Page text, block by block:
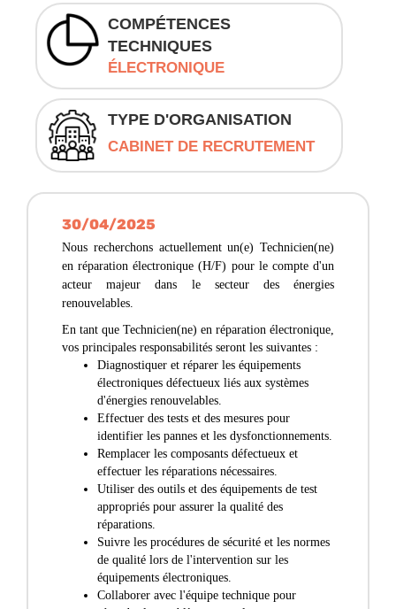
COMPÉTENCES
TECHNIQUES
ÉLECTRONIQUE
TYPE D'ORGANISATION
CABINET DE RECRUTEMENT
30/04/2025
Nous recherchons actuellement un(e) Technicien(ne)
en réparation électronique (H/F) pour le compte d'un
acteur majeur dans le secteur des énergies
renouvelables.
En tant que Technicien(ne) en réparation électronique,
vos principales responsabilités seront les suivantes :
Diagnostiquer et réparer les équipements
électroniques défectueux liés aux systèmes
d'énergies renouvelables.
Effectuer des tests et des mesures pour
identifier les pannes et les dysfonctionnements.
Remplacer les composants défectueux et
effectuer les réparations nécessaires.
Utiliser des outils et des équipements de test
appropriés pour assurer la qualité des
réparations.
Suivre les procédures de sécurité et les normes
de qualité lors de l'intervention sur les
équipements électroniques.
Collaborer avec l'équipe technique pour